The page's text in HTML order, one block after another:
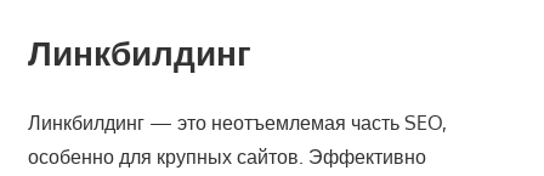
Линкбилдинг
Линкбилдинг — это неотъемлемая часть SEO,
особенно для крупных сайтов. Эффективно